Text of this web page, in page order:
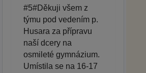
#5#Děkuji všem z
týmu pod vedením p.
Husara za přípravu
naší dcery na
osmileté gymnázium.
Umístila se na 16-17